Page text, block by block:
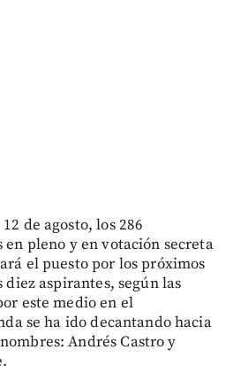
de agosto, los 286
en pleno y en votación secreta
el puesto por los próximos
aspirantes, según las
este medio en el
se ha ido decantando hacia
Andrés Castro y